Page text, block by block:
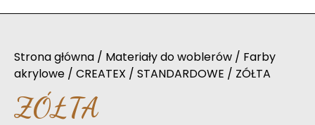
Strona główna / Materiały do woblerów / Farby
akrylowe / CREATEX / STANDARDOWE / ZÓŁTA
ZÓŁTA